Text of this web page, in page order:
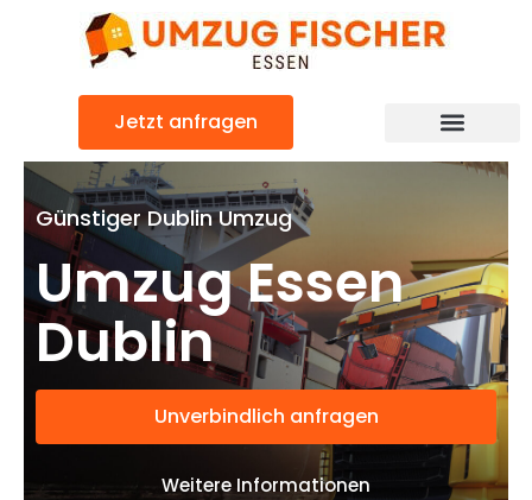
Jetzt anfragen
Günstiger Dublin Umzug
Umzug Essen
Dublin
Unverbindlich anfragen
Weitere Informationen